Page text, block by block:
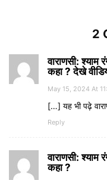
2
वाराणसी: श्याम
कहा ? देखे
May 15, 2024 At
[…] यह भी पढ़े
Reply
वाराणसी: श्याम
कहा ?